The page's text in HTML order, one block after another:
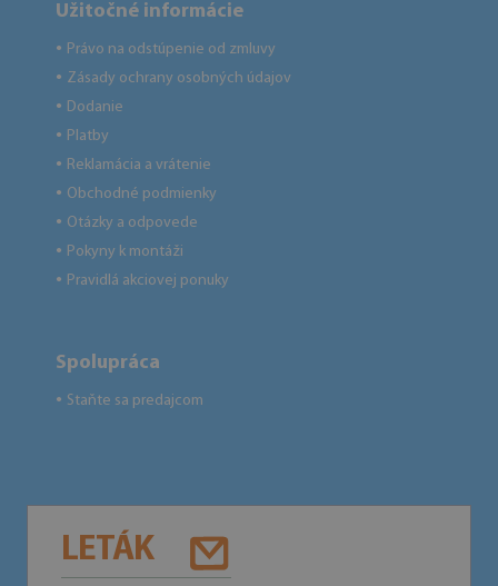
Užitočné informácie
● Právo na odstúpenie od zmluvy
● Zásady ochrany osobných údajov
● Dodanie
● Platby
● Reklamácia a vrátenie
● Obchodné podmienky
● Otázky a odpovede
● Pokyny k montáži
● Pravidlá akciovej ponuky
Spolupráca
● Staňte sa predajcom
LETÁK